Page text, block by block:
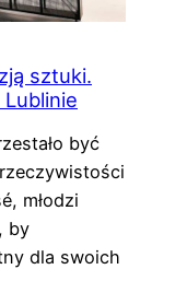
sztuki.
być
młodzi
by
dla swoich